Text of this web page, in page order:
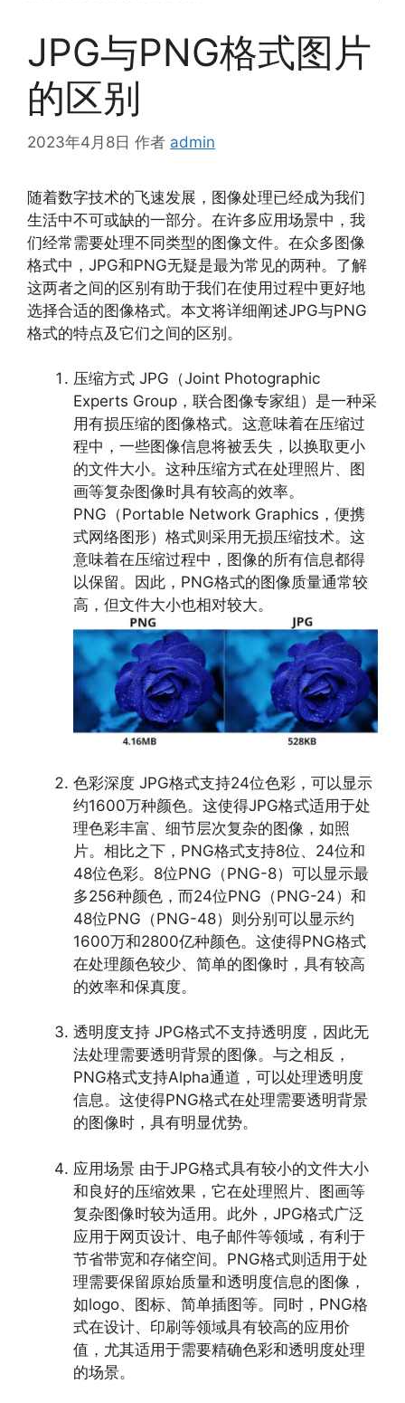
JPG与PNG格式图片
的区别
2023年4月8日 作者 admin
随着数字技术的飞速发展，图像处理已经成为我们
生活中不可或缺的一部分。在许多应用场景中，我
们经常需要处理不同类型的图像文件。在众多图像
格式中，JPG和PNG无疑是最为常见的两种。了解
这两者之间的区别有助于我们在使用过程中更好地
选择合适的图像格式。本文将详细阐述JPG与PNG
格式的特点及它们之间的区别。
压缩方式 JPG（Joint Photographic
Experts Group，联合图像专家组）是一种采
用有损压缩的图像格式。这意味着在压缩过
程中，一些图像信息将被丢失，以换取更小
的文件大小。这种压缩方式在处理照片、图
画等复杂图像时具有较高的效率。
PNG（Portable Network Graphics，便携
式网络图形）格式则采用无损压缩技术。这
意味着在压缩过程中，图像的所有信息都得
以保留。因此，PNG格式的图像质量通常较
高，但文件大小也相对较大。
色彩深度 JPG格式支持24位色彩，可以显示
约1600万种颜色。这使得JPG格式适用于处
理色彩丰富、细节层次复杂的图像，如照
片。相比之下，PNG格式支持8位、24位和
48位色彩。8位PNG（PNG-8）可以显示最
多256种颜色，而24位PNG（PNG-24）和
48位PNG（PNG-48）则分别可以显示约
1600万和2800亿种颜色。这使得PNG格式
在处理颜色较少、简单的图像时，具有较高
的效率和保真度。
透明度支持 JPG格式不支持透明度，因此无
法处理需要透明背景的图像。与之相反，
PNG格式支持Alpha通道，可以处理透明度
信息。这使得PNG格式在处理需要透明背景
的图像时，具有明显优势。
应用场景 由于JPG格式具有较小的文件大小
和良好的压缩效果，它在处理照片、图画等
复杂图像时较为适用。此外，JPG格式广泛
应用于网页设计、电子邮件等领域，有利于
节省带宽和存储空间。PNG格式则适用于处
理需要保留原始质量和透明度信息的图像，
如logo、图标、简单插图等。同时，PNG格
式在设计、印刷等领域具有较高的应用价
值，尤其适用于需要精确色彩和透明度处理
的场景。